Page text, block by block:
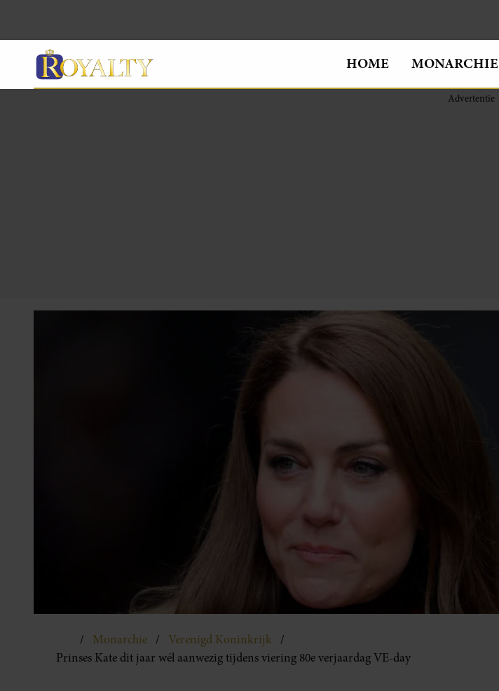
HOME MONARCHIE
Monarchie
Verenigd Koninkrijk
Prinses Kate dit jaar wél aanwezig tijdens viering 80e verjaardag VE-day